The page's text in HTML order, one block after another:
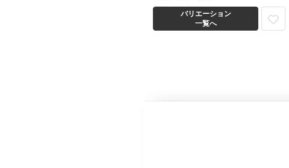
バリエーション
一覧へ